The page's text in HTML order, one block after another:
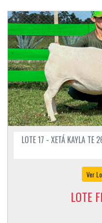
LOTE 17 - XETÁ KAYLA TE
Ver
LOTE